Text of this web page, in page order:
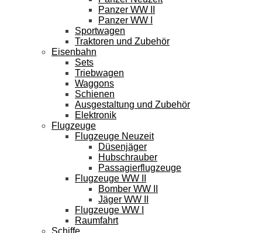
Panzer WW II
Panzer WW I
Sportwagen
Traktoren und Zubehör
Eisenbahn
Sets
Triebwagen
Waggons
Schienen
Ausgestaltung und Zubehör
Elektronik
Flugzeuge
Flugzeuge Neuzeit
Düsenjäger
Hubschrauber
Passagierflugzeuge
Flugzeuge WW II
Bomber WW II
Jäger WW II
Flugzeuge WW I
Raumfahrt
Schiffe